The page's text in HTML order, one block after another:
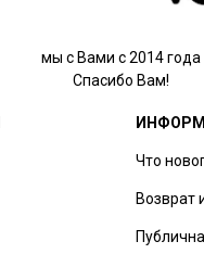
мы с Вами с 2014 года
Спасибо Вам!
Что
Возврат